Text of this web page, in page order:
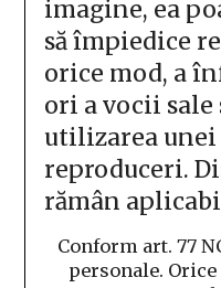
imagine, ea
să împiedice
orice mod, a
ori a vocii sale
utilizarea unei
reproduceri.
rămân
Conform art. 77
personale.